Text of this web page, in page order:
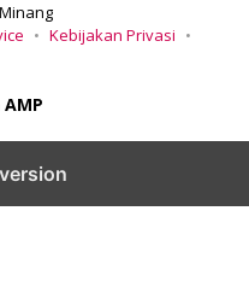
Kebijakan Privasi